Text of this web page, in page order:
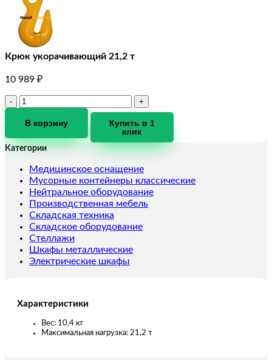
Крюк укорачивающий 21,2 т
10 989 ₽
Количество
Крюк
укорачивающий
21,2
В корзину
Купить в 1
клик
Категории
Медицинское оснащение
Мусорные контейнеры классические
Нейтральное оборудование
Производственная мебель
Складская техника
Складское оборудование
Стеллажи
Шкафы металлические
Электрические шкафы
Характеристики
Вес: 10,4 кг
Максимальная нагрузка: 21,2 т